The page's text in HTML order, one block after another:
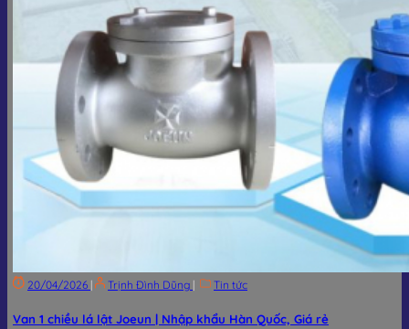
20/04/2026 | Trịnh Đình Dũng | Tin tức
Van 1 chiều lá lật Joeun | Nhập khẩu Hàn Quốc, Giá rẻ